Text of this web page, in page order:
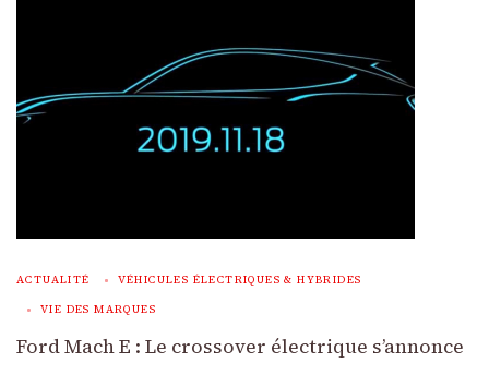
ACTUALITÉ VÉHICULES ÉLECTRIQUES & HYBRIDES
VIE DES MARQUES
Ford Mach E : Le crossover électrique s’annonce